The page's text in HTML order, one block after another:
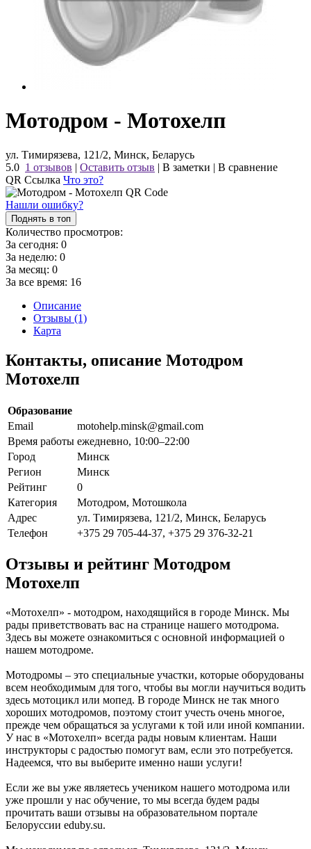
Мотодром - Мотохелп
ул. Тимирязева, 121/2, Минск, Беларусь
5.0 1 отзывов | Оставить отзыв | В заметки | В сравнение
QR Ссылка Что это?
Нашли ошибку?
Поднять в топ
Количество просмотров:
За сегодня: 0
За неделю: 0
За месяц: 0
За все время: 16
Описание
Отзывы (1)
Карта
Контакты, описание Мотодром
Мотохелп
Образование
Email
motohelp.minsk@gmail.com
Время работы ежедневно, 10:00–22:00
Город
Минск
Регион
Минск
Рейтинг
0
Категория
Мотодром, Мотошкола
Адрес
ул. Тимирязева, 121/2, Минск, Беларусь
Телефон
+375 29 705-44-37, +375 29 376-32-21
Отзывы и рейтинг Мотодром
Мотохелп
«Мотохелп» - мотодром, находящийся в городе Минск. Мы
рады приветствовать вас на странице нашего мотодрома.
Здесь вы можете ознакомиться с основной информацией о
нашем мотодроме.
Мотодромы – это специальные участки, которые оборудованы
всем необходимым для того, чтобы вы могли научиться водить
здесь мотоцикл или мопед. В городе Минск не так много
хороших мотодромов, поэтому стоит учесть очень многое,
прежде чем обращаться за услугами к той или иной компании.
У нас в «Мотохелп» всегда рады новым клиентам. Наши
инструкторы с радостью помогут вам, если это потребуется.
Надеемся, что вы выберите именно наши услуги!
Если же вы уже являетесь учеником нашего мотодрома или
уже прошли у нас обучение, то мы всегда будем рады
прочитать ваши отзывы на образовательном портале
Белоруссии eduby.su.